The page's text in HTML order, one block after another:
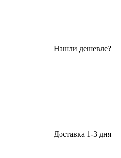
Нашли дешевле?
Доставка 1-3 дня